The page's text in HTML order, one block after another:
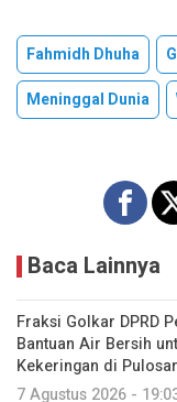
Fahmidh Dhuha
Meninggal Dunia
Baca Lainnya
Fraksi Golkar DPRD
Bantuan Air Bersih
Kekeringan di
7 Agustus 2026 -